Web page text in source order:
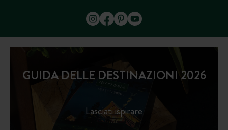
GUIDA DELLE DESTINAZIONI 2026
Lasciati ispirare